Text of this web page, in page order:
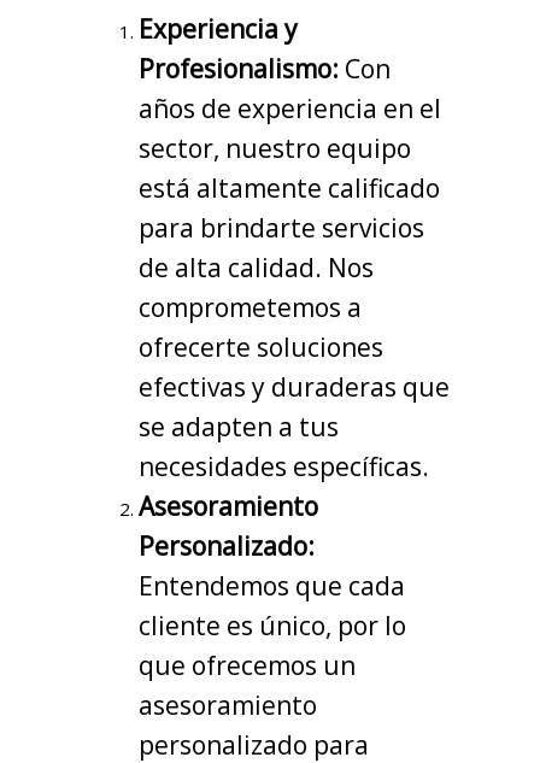
Experiencia y
Profesionalismo: Con
años de experiencia en el
sector, nuestro equipo
está altamente calificado
para brindarte servicios
de alta calidad. Nos
comprometemos a
ofrecerte soluciones
efectivas y duraderas que
se adapten a tus
necesidades específicas.
Asesoramiento
Personalizado:
Entendemos que cada
cliente es único, por lo
que ofrecemos un
asesoramiento
personalizado para